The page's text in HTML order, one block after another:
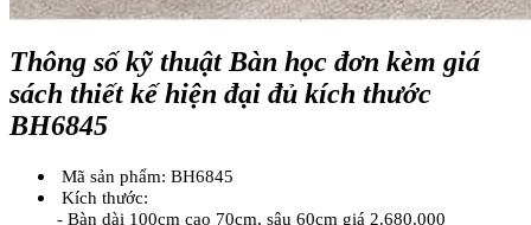
Thông số kỹ thuật Bàn học đơn kèm giá
sách thiết kế hiện đại đủ kích thước
BH6845
Mã sản phẩm: BH6845
Kích thước:
- Bàn dài 100cm cao 70cm, sâu 60cm giá 2.680.000